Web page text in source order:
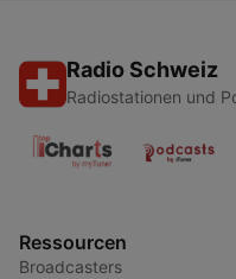
Radio Schweiz
Radiostationen und
Ressourcen
Broadcasters